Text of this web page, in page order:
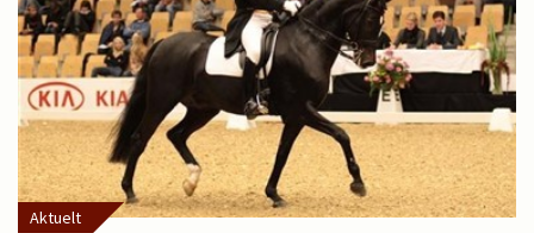
Aktuelt